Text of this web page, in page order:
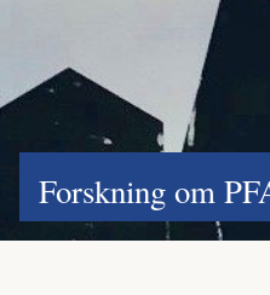
Forskning om